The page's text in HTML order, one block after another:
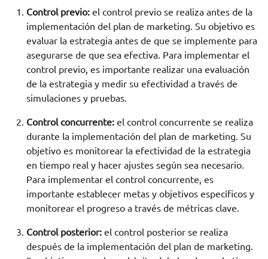
Control previo: el control previo se realiza antes de la
implementación del plan de marketing. Su objetivo es
evaluar la estrategia antes de que se implemente para
asegurarse de que sea efectiva. Para implementar el
control previo, es importante realizar una evaluación
de la estrategia y medir su efectividad a través de
simulaciones y pruebas.
Control concurrente: el control concurrente se realiza
durante la implementación del plan de marketing. Su
objetivo es monitorear la efectividad de la estrategia
en tiempo real y hacer ajustes según sea necesario.
Para implementar el control concurrente, es
importante establecer metas y objetivos específicos y
monitorear el progreso a través de métricas clave.
Control posterior: el control posterior se realiza
después de la implementación del plan de marketing.